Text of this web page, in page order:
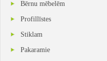
Bērnu mēbelēm
Profillīstes
Stiklam
Pakaramie